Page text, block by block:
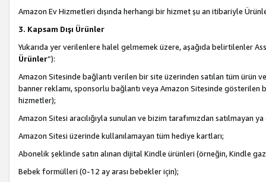
Amazon Ev Hizmetleri dışında herhangi bir hizmet şu an itibariyle
3. Kapsam Dışı Ürünler
Yukarıda yer verilenlere halel gelmemek üzere, aşağıda belirtilenler
Ürünler”):
Amazon Sitesinde bağlantı verilen bir site üzerinden satılan tüm ürün
banner reklamı, sponsorlu bağlantı veya Amazon Sitesinde gösterilen
hizmetler);
Amazon Sitesi aracılığıyla sunulan ve bizim tarafımızdan satılmayan
Amazon Sitesi üzerinde kullanılamayan tüm hediye kartları;
Abonelik şeklinde satın alınan dijital Kindle ürünleri (örneğin, Kindle
Bebek formülleri (0-12 ay arası bebekler için);